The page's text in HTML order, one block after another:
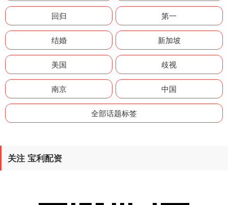
回归 第一
结婚 新加坡
美国 歧视
南京 中国
全部话题标签
关注 宝利配资